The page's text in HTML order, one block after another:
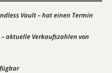
Vault – hat einen Termin
aktuelle Verkaufszahlen von